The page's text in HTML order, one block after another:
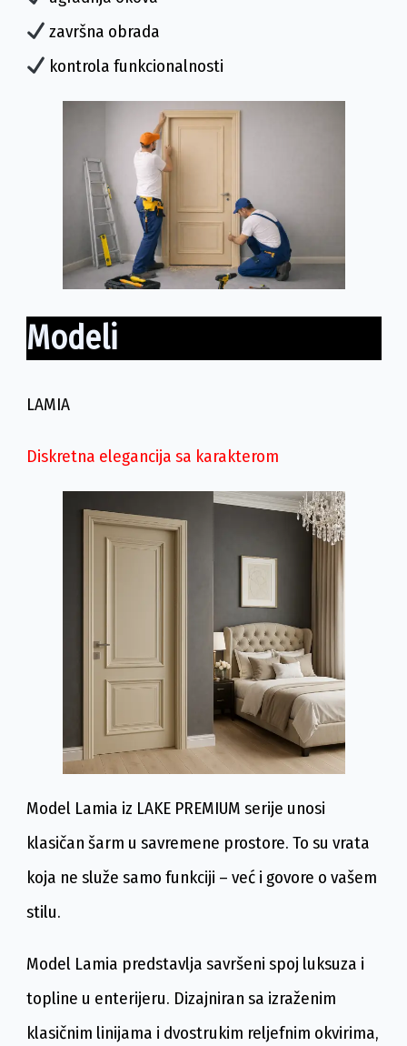
završna obrada
kontrola funkcionalnosti
Modeli
LAMIA
Diskretna elegancija sa karakterom
Model Lamia iz LAKE PREMIUM serije unosi
klasičan šarm u savremene prostore. To su vrata
koja ne služe samo funkciji – već i govore o vašem
stilu.
Model Lamia predstavlja savršeni spoj luksuza i
topline u enterijeru. Dizajniran sa izraženim
klasičnim linijama i dvostrukim reljefnim okvirima,